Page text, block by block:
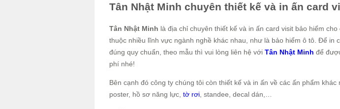
Tân Nhật Minh chuyên thiết kế và in ấn card
Tân Nhật Minh là địa chỉ chuyên thiết kế và in ấn card visit bảo hiểm
thuộc nhiều lĩnh vực ngành nghề khác nhau, như là bảo hiểm ô tô. Để in
đúng quy chuẩn, theo mẫu thì vui lòng liên hệ với Tân Nhật Minh để
phí nhé!
Bên cạnh đó công ty chúng tôi còn thiết kế và in ấn về các ấn phẩm khác
poster, hồ sơ năng lực, tờ rơi , standee, decal dán,…